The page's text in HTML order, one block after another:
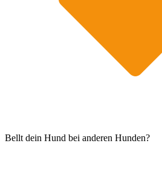
Bellt dein Hund bei anderen Hunden?